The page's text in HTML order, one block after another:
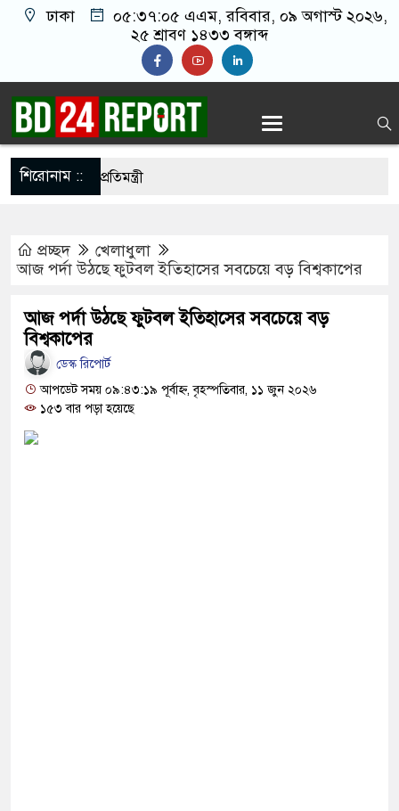
ঢাকা ০৫:৩৭:০৬ এএম, রবিবার, ০৯ অগাস্ট ২০২৬,
২৫ শ্রাবণ ১৪৩৩ বঙ্গাব্দ
শিরোনাম ::
৬ মন্ত্রী-প্রতিমন্ত্রী
হাসিনা বিতর্ক: বাংলাদেশ-ভারত সম্পর্কে আস্থার সংকট?
বিতর্ক: বাংলাদেশ-ভারত সম্পর্কে টানাপোড়েন কি
পর নতুন ইতিহাস গড়তে যাচ্ছে জামায়াত
প্রচ্ছদ
খেলাধুলা
আজ পর্দা উঠছে ফুটবল ইতিহাসের সবচেয়ে বড় বিশ্বকাপের
আজ পর্দা উঠছে ফুটবল ইতিহাসের সবচেয়ে বড়
বিশ্বকাপের
ডেস্ক রিপোর্ট
আপডেট সময় ০৯:৪৩:১৯ পূর্বাহ্ন, বৃহস্পতিবার, ১১ জুন ২০২৬
১৫৩ বার পড়া হয়েছে